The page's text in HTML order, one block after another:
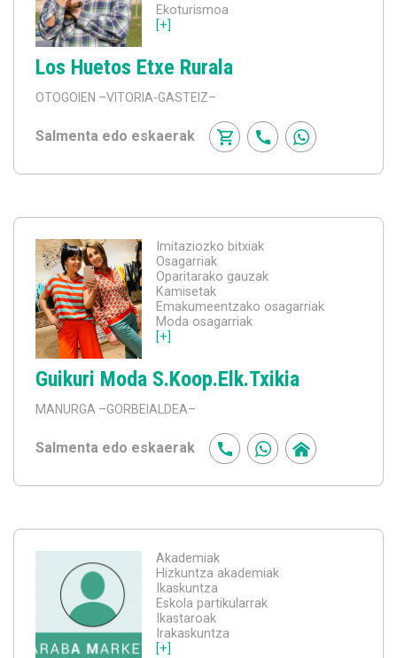
Ekoturismoa
[+]
Los Huetos Etxe Rurala
OTOGOIEN –VITORIA-GASTEIZ–
Salmenta edo eskaerak
Imitaziozko bitxiak
Osagarriak
Oparitarako gauzak
Kamisetak
Emakumeentzako osagarriak
Moda osagarriak
[+]
Guikuri Moda S.Koop.Elk.Txikia
MANURGA –GORBEIALDEA–
Salmenta edo eskaerak
Akademiak
Hizkuntza akademiak
Ikaskuntza
Eskola partikularrak
Ikastaroak
Irakaskuntza
[+]